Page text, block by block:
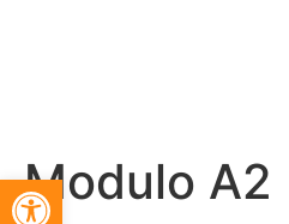
Modulo A2
Apri la barra degli strumenti